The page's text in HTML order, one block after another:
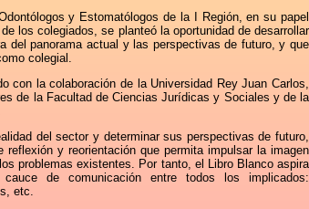
y Estomatólogos de la I Región, en su papel
los colegiados, se planteó la oportunidad de desarrollar
del panorama actual y las perspectivas de futuro, y que
colegial.
con la colaboración de la Universidad Rey Juan Carlos,
de la Facultad de Ciencias Jurídicas y Sociales y de la
del sector y determinar sus perspectivas de futuro,
y reorientación que permita impulsar la imagen
problemas existentes. Por tanto, el Libro Blanco aspira
de comunicación entre todos los implicados:
etc.